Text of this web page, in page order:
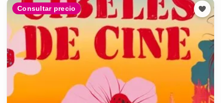
Consultar precio